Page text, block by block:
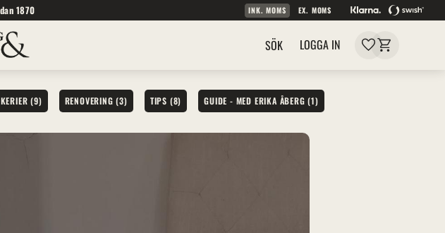
1870 INK. MOMS EX. MOMS
SÖK LOGGA IN
Favoriter
(9) RENOVERING (3) TIPS (8) GUIDE - MED ERIKA ÅBERG (1)